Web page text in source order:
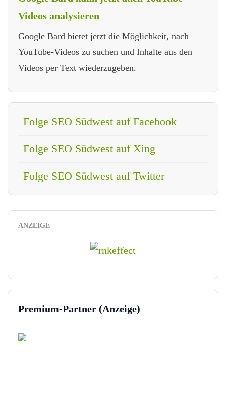
Videos analysieren
Google Bard bietet jetzt die Möglichkeit, nach
YouTube-Videos zu suchen und Inhalte aus den
Videos per Text wiederzugeben.
Folge SEO Südwest auf Facebook
Folge SEO Südwest auf Xing
Folge SEO Südwest auf Twitter
ANZEIGE
Premium-Partner (Anzeige)